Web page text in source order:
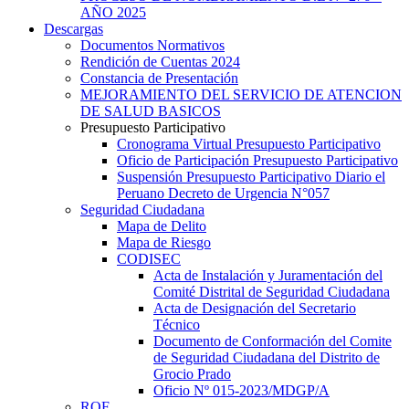
AÑO 2025
Descargas
Documentos Normativos
Rendición de Cuentas 2024
Constancia de Presentación
MEJORAMIENTO DEL SERVICIO DE ATENCION
DE SALUD BASICOS
Presupuesto Participativo
Cronograma Virtual Presupuesto Participativo
Oficio de Participación Presupuesto Participativo
Suspensión Presupuesto Participativo Diario el
Peruano Decreto de Urgencia N°057
Seguridad Ciudadana
Mapa de Delito
Mapa de Riesgo
CODISEC
Acta de Instalación y Juramentación del
Comité Distrital de Seguridad Ciudadana
Acta de Designación del Secretario
Técnico
Documento de Conformación del Comite
de Seguridad Ciudadana del Distrito de
Grocio Prado
Oficio Nº 015-2023/MDGP/A